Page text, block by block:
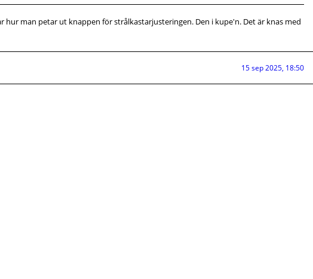
hur man petar ut knappen för strålkastarjusteringen. Den i kupe'n. Det är knas med
15 sep 2025, 18:50